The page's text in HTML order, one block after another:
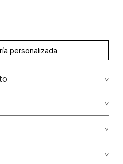
personalizada
frontales algodón 75% acrílica
cotton22.00%
acrylic
los tonos oscuros sueltan
Master Card y American